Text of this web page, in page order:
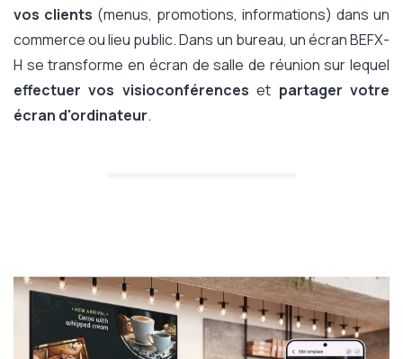
vos clients (menus, promotions, informations) dans un
commerce ou lieu public. Dans un bureau, un écran BEFX-
H se transforme en écran de salle de réunion sur lequel
effectuer vos visioconférenceset partager votre
écran d'ordinateur.